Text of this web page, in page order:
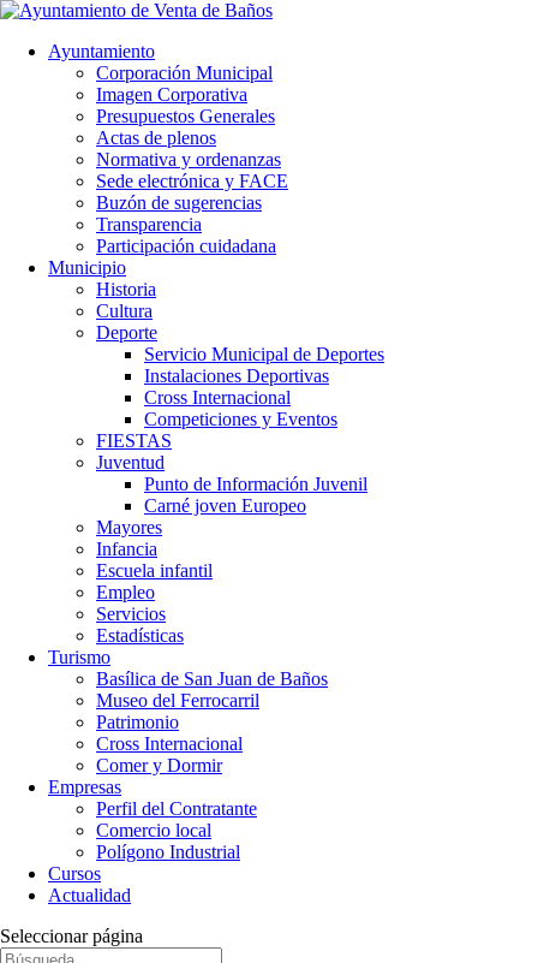
Ayuntamiento
Corporación Municipal
Imagen Corporativa
Presupuestos Generales
Actas de plenos
Normativa y ordenanzas
Sede electrónica y FACE
Buzón de sugerencias
Transparencia
Participación cuidadana
Municipio
Historia
Cultura
Deporte
Servicio Municipal de Deportes
Instalaciones Deportivas
Cross Internacional
Competiciones y Eventos
FIESTAS
Juventud
Punto de Información Juvenil
Carné joven Europeo
Mayores
Infancia
Escuela infantil
Empleo
Servicios
Estadísticas
Turismo
Basílica de San Juan de Baños
Museo del Ferrocarril
Patrimonio
Cross Internacional
Comer y Dormir
Empresas
Perfil del Contratante
Comercio local
Polígono Industrial
Cursos
Actualidad
Seleccionar página